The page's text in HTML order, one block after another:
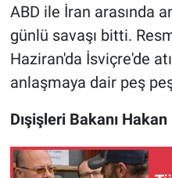
ABD ile İran arasında
günlü savaşı bitti.
Haziran'da İsviçre'de
anlaşmaya dair peş
Dışişleri Bakanı